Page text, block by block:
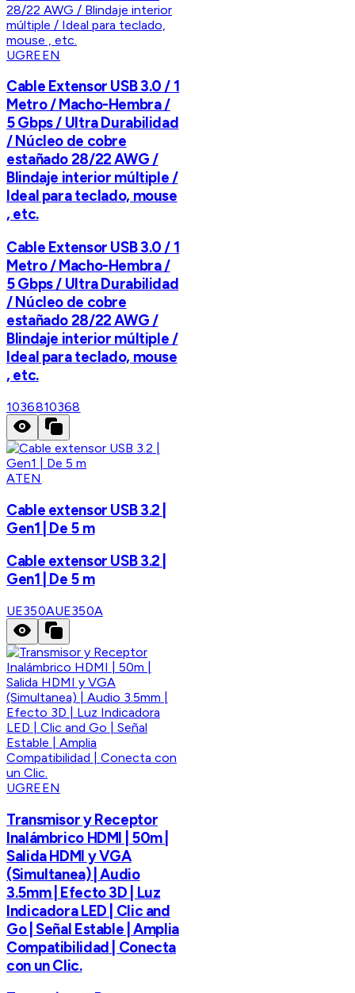
UGREEN
Cable Extensor USB 3.0 / 1
Metro / Macho-Hembra /
5 Gbps / Ultra Durabilidad
/ Núcleo de cobre
estañado 28/22 AWG /
Blindaje interior múltiple /
Ideal para teclado, mouse
, etc.
Cable Extensor USB 3.0 / 1
Metro / Macho-Hembra /
5 Gbps / Ultra Durabilidad
/ Núcleo de cobre
estañado 28/22 AWG /
Blindaje interior múltiple /
Ideal para teclado, mouse
, etc.
1036810368
ATEN
Cable extensor USB 3.2 |
Gen1 | De 5 m
Cable extensor USB 3.2 |
Gen1 | De 5 m
UE350AUE350A
UGREEN
Transmisor y Receptor
Inalámbrico HDMI | 50m |
Salida HDMI y VGA
(Simultanea) | Audio
3.5mm | Efecto 3D | Luz
Indicadora LED | Clic and
Go | Señal Estable | Amplia
Compatibilidad | Conecta
con un Clic.